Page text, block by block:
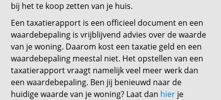
bij het te koop zetten van je huis.
Een taxatierapport is een officieel document en een
waardebepaling is vrijblijvend advies over de waarde
van je woning. Daarom kost een taxatie geld en een
waardebepaling meestal niet. Het opstellen van een
taxatierapport vraagt namelijk veel meer werk dan
een waardebepaling. Ben jij benieuwd naar de
huidige waarde van je woning? Laat dan hier je